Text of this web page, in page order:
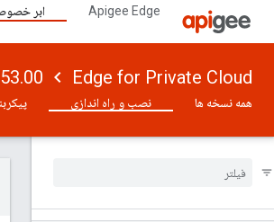
Apigee Edge ابر
Edge for Private Cloud
همه نسخه ها نصب و راه اندازی